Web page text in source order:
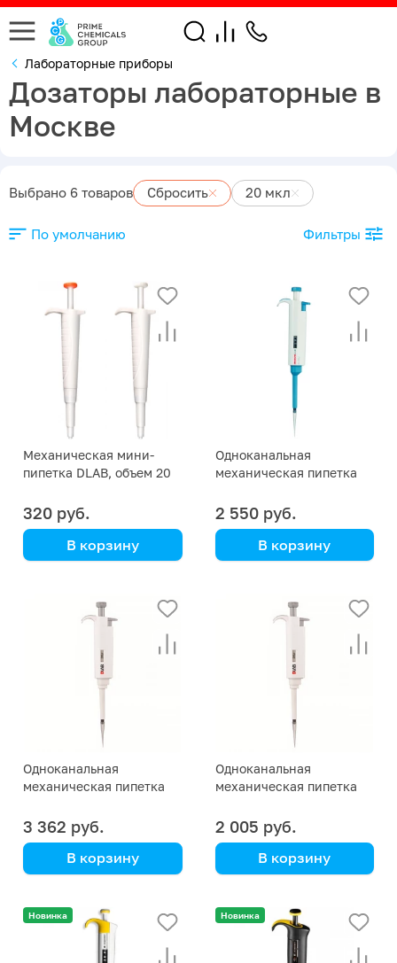
Лабораторные приборы
Дозаторы лабораторные в
Москве
Выбрано 6 товаров Сбросить 20 мкл
По умолчанию Фильтры
Механическая мини-
пипетка DLAB, объем 20
320 руб.
В корзину
Одноканальная
механическая пипетка
2 550 руб.
В корзину
Одноканальная
механическая пипетка
мкл
3 362 руб.
В корзину
Одноканальная
механическая пипетка
2 005 руб.
В корзину
Новинка Новинка